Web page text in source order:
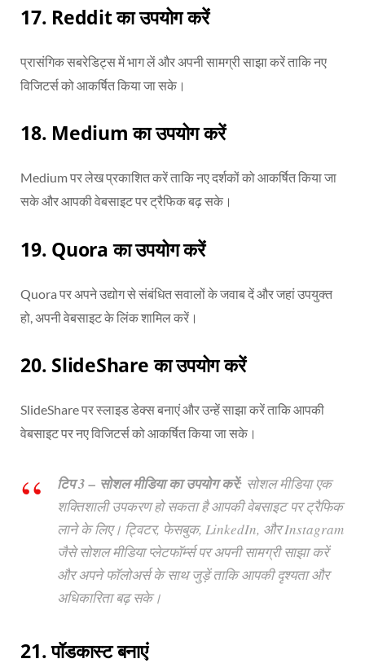
17. Reddit का उपयोग करें
प्रासंगिक सबरेडिट्स में भाग लें और अपनी सामग्री साझा करें ताकि नए
विजिटर्स को आकर्षित किया जा सके।
18. Medium का उपयोग करें
Medium पर लेख प्रकाशित करें ताकि नए दर्शकों को आकर्षित किया जा
सके और आपकी वेबसाइट पर ट्रैफिक बढ़ सके।
19. Quora का उपयोग करें
Quora पर अपने उद्योग से संबंधित सवालों के जवाब दें और जहां उपयुक्त
हो, अपनी वेबसाइट के लिंक शामिल करें।
20. SlideShare का उपयोग करें
SlideShare पर स्लाइड डेक्स बनाएं और उन्हें साझा करें ताकि आपकी
वेबसाइट पर नए विजिटर्स को आकर्षित किया जा सके।
टिप 3 – सोशल मीडिया का उपयोग करें: सोशल मीडिया एक
शक्तिशाली उपकरण हो सकता है आपकी वेबसाइट पर ट्रैफिक
लाने के लिए। ट्विटर, फेसबुक, LinkedIn, और Instagram
जैसे सोशल मीडिया प्लेटफॉर्म्स पर अपनी सामग्री साझा करें
और अपने फॉलोअर्स के साथ जुड़ें ताकि आपकी दृश्यता और
अधिकारिता बढ़ सके।
21. पॉडकास्ट बनाएं